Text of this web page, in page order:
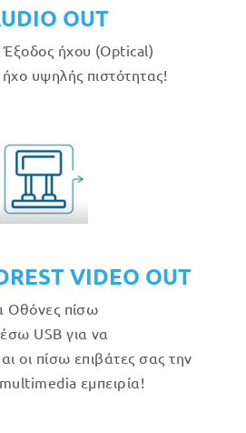
OUT
ήχου (Optical)
υψηλής πιστότητας!
VIDEO OUT
Οθόνες πίσω
USB για να
οι πίσω επιβάτες σας την
εμπειρία!